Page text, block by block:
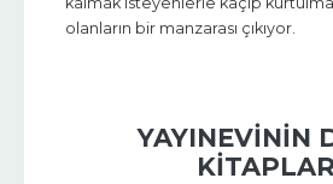
olanların bir manzarası çıkıyor.
YAYINEVININ